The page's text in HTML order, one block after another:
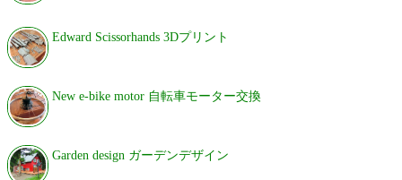
Edward Scissorhands 3Dプリント
New e-bike motor 自転車モーター交換
Garden design ガーデンデザイン